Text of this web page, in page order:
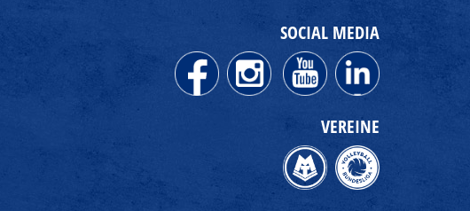
SOCIAL MEDIA
VEREINE